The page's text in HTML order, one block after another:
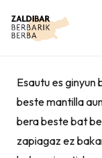
Esautu es ginyun
beste mantilla
bera beste bat
zapiagaz ez